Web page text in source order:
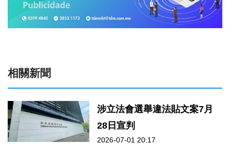
相關新聞
涉立法會選舉違法貼文案7月
28日宣判
2026-07-01 20:17